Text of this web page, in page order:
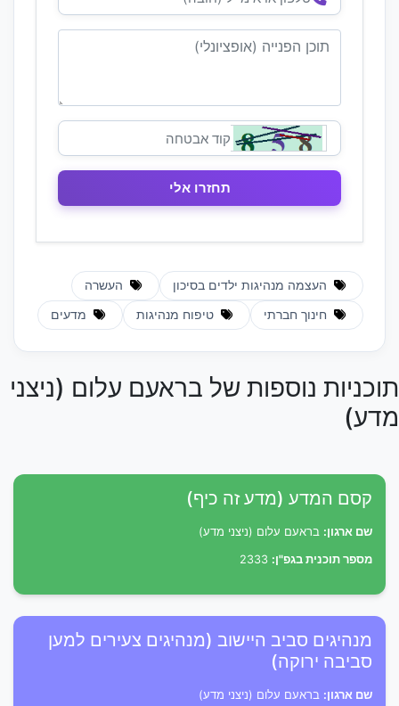
העצמה מנהיגות ילדים בסיכון העשרה
חינוך חברתי טיפוח מנהיגות מדעים
תוכניות נוספות של בראעם עלום (ניצני
מדע)
קסם המדע (מדע זה כיף)
שם ארגון: בראעם עלום (ניצני מדע)
מספר תוכנית בגפ"ן:
מנהיגים סביב היישוב (מנהיגים צעירים למען
סביבה ירוקה)
שם ארגון: בראעם עלום (ניצני מדע)